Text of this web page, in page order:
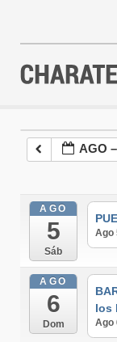
AGENDA
ACTIVIDADES
EQUIPO
CONTACTO
AGO
AGO
5
Sáb
Ago
AGO
6
Dom
los
Ago